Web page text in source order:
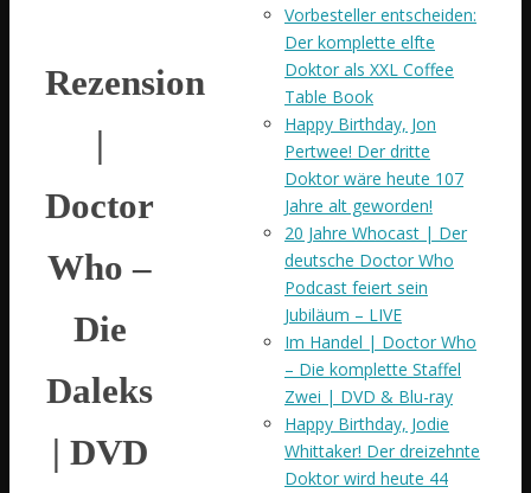
Rezension
Doctor
Who –
Die
Daleks
| DVD
Vorbesteller entscheiden:
Der komplette elfte
Doktor als XXL Coffee
Table Book
Happy Birthday, Jon
Pertwee! Der dritte
Doktor wäre heute 107
Jahre alt geworden!
20 Jahre Whocast | Der
deutsche Doctor Who
Podcast feiert sein
Jubiläum – LIVE
Im Handel | Doctor Who
– Die komplette Staffel
Zwei | DVD & Blu-ray
Happy Birthday, Jodie
Whittaker! Der dreizehnte
Doktor wird heute 44